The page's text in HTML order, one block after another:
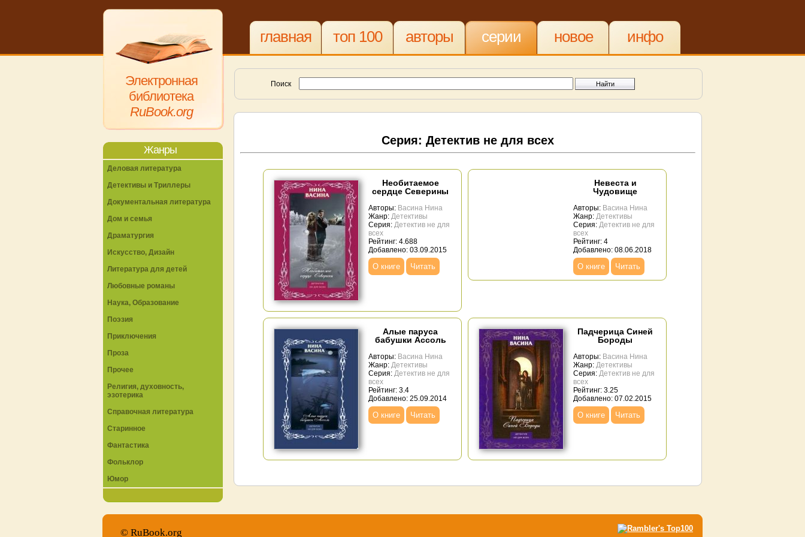
Электронная
библиотека
RuBook.org
главная топ 100 авторы серии новое инфо
Поиск
Серия: Детектив не для всех
Необитаемое
сердце Северины
Авторы: Васина Нина
Жанр: Детективы
Серия: Детектив не для
всех
Рейтинг: 4.688
Добавлено: 03.09.2015
О книге Читать
Невеста и
Чудовище
Авторы: Васина Нина
Жанр: Детективы
Серия: Детектив не для
всех
Рейтинг: 4
Добавлено: 08.06.2018
О книге Читать
Алые паруса
бабушки Ассоль
Авторы: Васина Нина
Жанр: Детективы
Серия: Детектив не для
всех
Рейтинг: 3.4
Добавлено: 25.09.2014
О книге Читать
Падчерица Синей
Бороды
Авторы: Васина Нина
Жанр: Детективы
Серия: Детектив не для
всех
Рейтинг: 3.25
Добавлено: 07.02.2015
О книге Читать
Жанры
Деловая литература
Детективы и Триллеры
Документальная литература
Дом и семья
Драматургия
Искусство, Дизайн
Литература для детей
Любовные романы
Наука, Образование
Поэзия
Приключения
Проза
Прочее
Религия, духовность,
эзотерика
Справочная литература
Старинное
Фантастика
Фольклор
Юмор
© RuBook.org